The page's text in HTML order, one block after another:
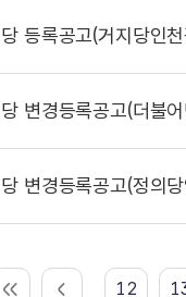
등록공고(거지당인
변경등록공고(더불
변경등록공고(정의
12